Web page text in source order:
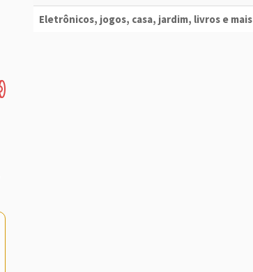
Eletrônicos, jogos, casa, jardim, livros e mais